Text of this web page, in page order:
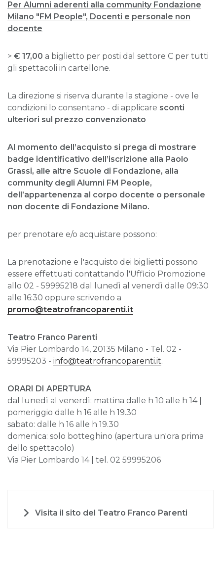
Per Alumni aderenti alla community Fondazione
Milano "FM People", Docenti e personale non
docente
> € 17,00 a biglietto per posti dal settore C per tutti
gli spettacoli in cartellone.
La direzione si riserva durante la stagione - ove le
condizioni lo consentano - di applicare sconti
ulteriori sul prezzo convenzionato
Al momento dell’acquisto si prega di mostrare
badge identificativo dell’iscrizione alla Paolo
Grassi, alle altre Scuole di Fondazione, alla
community degli Alumni FM People,
dell’appartenenza al corpo docente o personale
non docente di Fondazione Milano.
per prenotare e/o acquistare possono:
La prenotazione e l'acquisto dei biglietti possono
essere effettuati contattando l'Ufficio Promozione
allo 02 - 59995218 dal lunedì al venerdì dalle 09:30
alle 16:30 oppure scrivendo a
promo@teatrofrancoparenti.it
Teatro Franco Parenti
Via Pier Lombardo 14, 20135 Milano - Tel. 02 -
59995203 - info@teatrofrancoparenti.it.
ORARI DI APERTURA
dal lunedì al venerdì: mattina dalle h 10 alle h 14 |
pomeriggio dalle h 16 alle h 19.30
sabato: dalle h 16 alle h 19.30
domenica: solo botteghino (apertura un'ora prima
dello spettacolo)
Via Pier Lombardo 14 | tel. 02 59995206
Visita il sito del Teatro Franco Parenti